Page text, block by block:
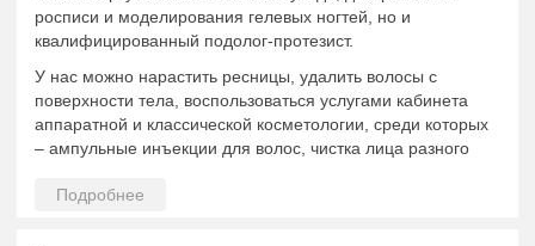
росписи и моделирования гелевых ногтей, но и
квалифицированный подолог-протезист.
У нас можно нарастить ресницы, удалить волосы с
поверхности тела, воспользоваться услугами кабинета
аппаратной и классической косметологии, среди которых
– ампульные инъекции для волос, чистка лица разного
микротоковые процедуры, комплексные профильные